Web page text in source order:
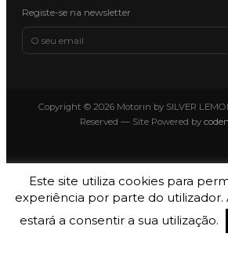
Registe-se na newsletter
Copyright © 2026 Motorin by SILVER
Reserved — Site Powered by
Este site utiliza cookies para
experiência por parte do utilizador.
estará a consentir a sua utilização.